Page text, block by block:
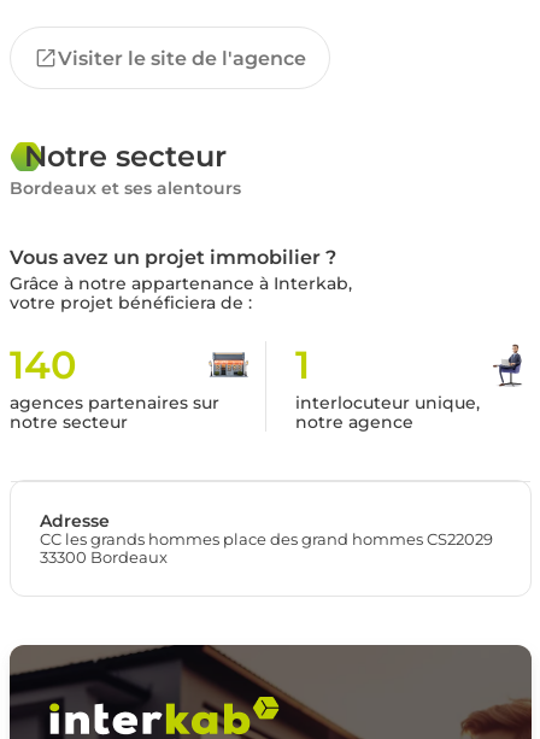
Visiter le site de l'agence
Notre secteur
Bordeaux et ses alentours
Vous avez un projet immobilier ?
Grâce à notre appartenance à Interkab,
votre projet bénéficiera de :
140
agences partenaires sur
notre secteur
1
interlocuteur unique,
notre agence
Adresse
CC les grands hommes place des grand hommes CS22029
33300 Bordeaux